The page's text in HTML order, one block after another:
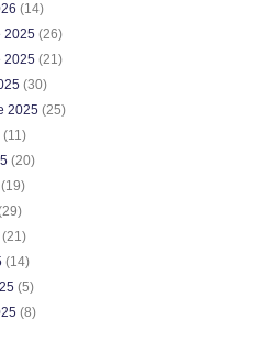
(14)
2025 (26)
2025 (21)
(30)
2025 (25)
(11)
(20)
(19)
(21)
(14)
(5)
(8)